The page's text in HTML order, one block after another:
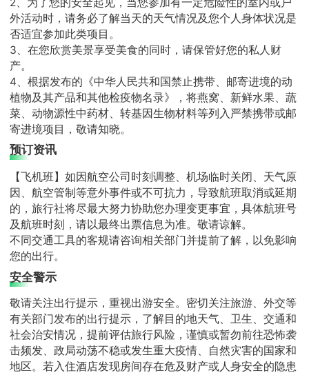
外活动时，请务必了解当天的天气情况及您个人身体状况是
否适宜参加此类项目。
3、在您欣赏美景享受美食的同时，请保管好您的私人财
产。
4、根据发布的《中华人民共和国禁止携带、邮寄进境的动
植物及其产品和其他检疫物名录》，将燕窝、新鲜水果、蔬
菜、动物源性中药材、转基因生物材料等列入严禁携带或邮
寄进境项目，敬请知晓。
预订资讯
【飞机班】如因航空公司时刻调整、机场临时关闭、天气原
因、航空管制等意外事件或不可抗力，导致航班取消或延期
的，旅行社将尽最大努力协助您办理变更事宜，具体航班号
及航班时刻，请以最终出票信息为准。敬请谅解。
不同交通工具的客规请咨询相关部门并提前了解，以免影响
您的出行。
安全警示
敬请关注出行提示，重视出游安全。密切关注旅游、外交等
有关部门发布的出行提示，了解目的地天气、卫生、交通和
社会治安情况，提前评估旅行风险，谨慎或暂勿前往恐怖袭
击频发、政局动荡不稳或发生重大疫情、自然灾害的国家和
地区。若入住酒店发现房间存在危及财产或人身安全的隐患